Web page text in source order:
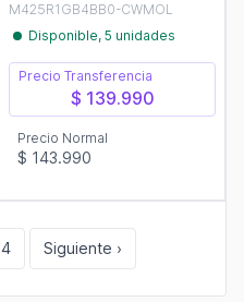
M425R1GB4BB0-CWMOL
Disponible, 5 unidades
Precio Transferencia
$ 139.990
Precio Normal
$ 143.990
4 Siguiente ›